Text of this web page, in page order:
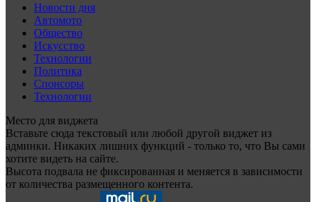
Новости дня
Автомото
Общество
Искусство
Технологии
Политика
Спонсоры
Технологии
Место для виджета
Вставьте сюда текстовый или любой другой виджет из
админки. Никаких лишних функций - только то, что Вы сами
хотите видеть на сайте.
Высота подвала не фиксированная и меняется в зависимости
от количества размещенного контента.